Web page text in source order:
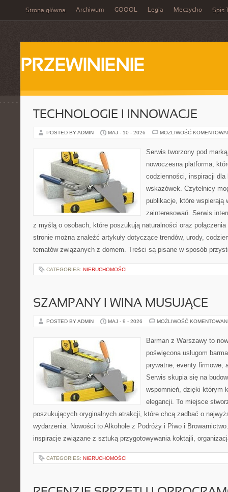
Strona główna Archiwum GOOOL Legia Meczycho Spis
PRZEWINIENIE
TECHNOLOGIE I INNOWACJE
POSTED BY ADMIN MAJ - 10 - 2026 MOŻLIWOŚĆ
Serwis tworzony pod
nowoczesna platforma,
codzienności, inspiracji
wskazówek. Czytelnicy
publikacje, które wspierają
zainteresowań. Serwis
z myślą o osobach, które poszukują naturalności oraz
stronie można znaleźć artykuły dotyczące trendów, urody,
tematów związanych z domem. Treści są pisane w sposób
CATEGORIES: NIERUCHOMOŚCI
SZAMPANY I WINA MUSUJĄCE
POSTED BY ADMIN MAJ - 9 - 2026 MOŻLIWOŚĆ
Barman z Warszawy to
poświęcona usługom
prywatne, eventy firmowe,
Serwis skupia się na
wspomnień, dzięki którym
elegancji. To miejsce
poszukujących oryginalnych atrakcji, które chcą zadbać o
wydarzenia. Nowości to Alkohole z Podróży i Piwo i
inspiracje związane z sztuką przygotowywania koktajli,
CATEGORIES: NIERUCHOMOŚCI